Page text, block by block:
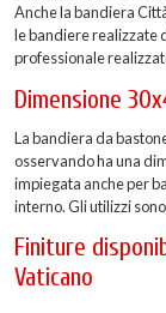
Anche la bandiera
le bandiere realizzate
professionale
Dimensione
La bandiera da
osservando ha una
impiegata anche per
interno. Gli utilizzi
Finiture
Vaticano